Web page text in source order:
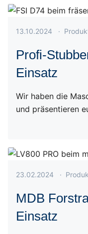
Veröffentlicht am
13.10.2024 ·
Profi-
Einsatz
Wir haben die
und präsentieren
Veröffentlicht am
23.02.2024 ·
MDB
Einsatz